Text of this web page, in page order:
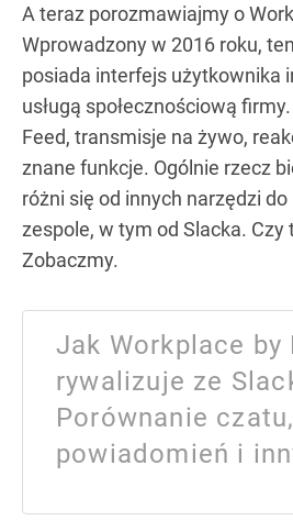
A teraz porozmawiajmy o
Wprowadzony w 2016 roku,
posiada interfejs użytkownika
usługą społecznościową
Feed, transmisje na żywo,
znane funkcje. Ogólnie rzecz
różni się od innych narzędzi
zespole, w tym od Slacka. Czy
Zobaczmy.
Jak Workplace by
rywalizuje ze
Porównanie
powiadomień i